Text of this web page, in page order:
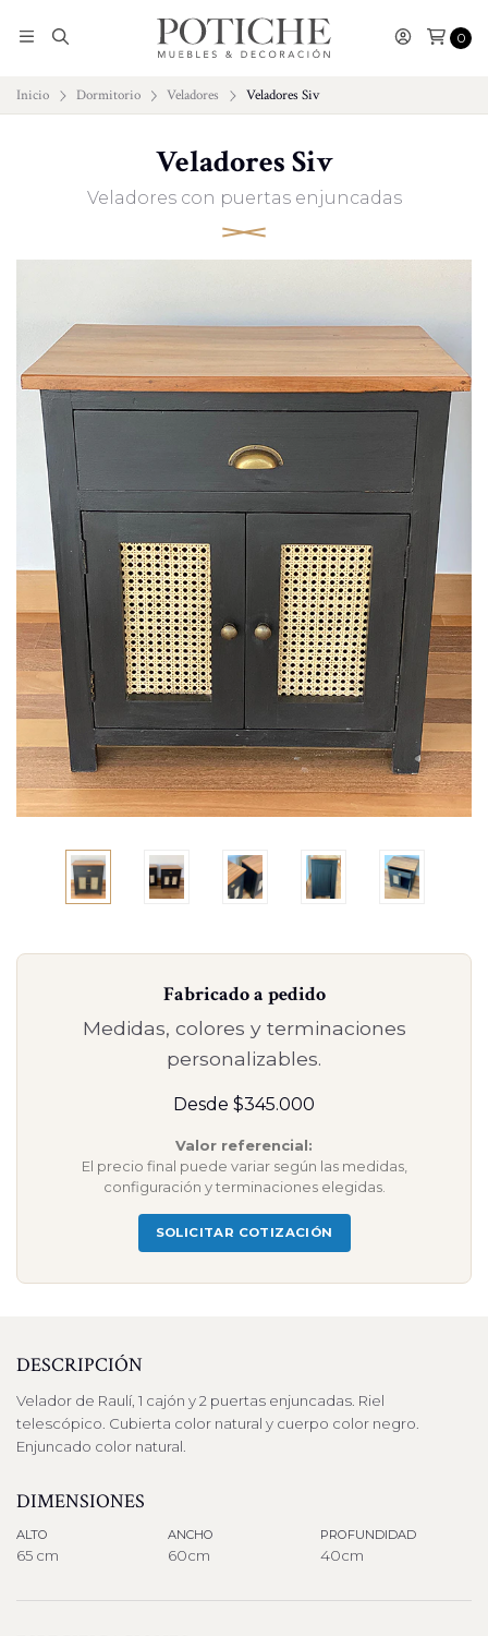
0
Inicio Dormitorio Veladores Veladores Siv
Veladores Siv
Veladores con puertas enjuncadas
Fabricado a pedido
Medidas, colores y terminaciones
personalizables.
Desde $345.000
Valor referencial:
El precio final puede variar según las medidas,
configuración y terminaciones elegidas.
SOLICITAR COTIZACIÓN
DESCRIPCIÓN
Velador de Raulí, 1 cajón y 2 puertas enjuncadas. Riel
telescópico. Cubierta color natural y cuerpo color negro.
Enjuncado color natural.
DIMENSIONES
ALTO
65 cm
ANCHO
60cm
PROFUNDIDAD
40cm